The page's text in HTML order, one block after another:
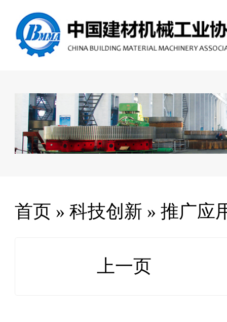
首页 »科技创新 »推广应
上一页